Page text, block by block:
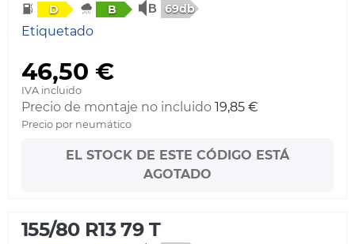
D B 69db
Etiquetado
46,50 €
IVA incluido
Precio de montaje no incluido 19,85 €
Precio por neumático
EL STOCK DE ESTE CÓDIGO ESTÁ
AGOTADO
155/80 R13 79 T